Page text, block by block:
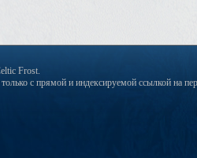
Frost.
с прямой и индексируемой ссылкой на